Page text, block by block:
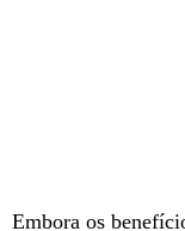
Embora os